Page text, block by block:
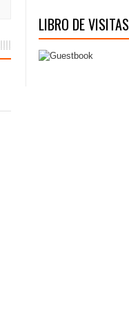
LIBRO DE VISITAS